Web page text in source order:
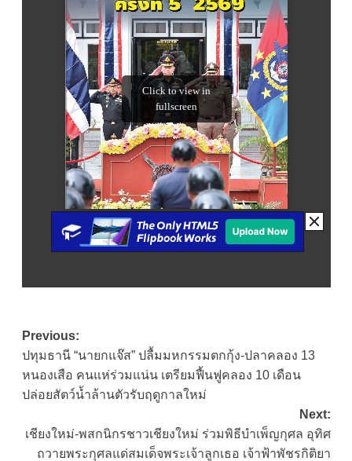
Post
navigation
Previous:
ปทุมธานี “นายกแจ๊ส” ปลื้มมหกรรมตกกุ้ง-ปลาคลอง 13
หนองเสือ คนแห่ร่วมแน่น เตรียมฟื้นฟูคลอง 10 เดือน
ปล่อยสัตว์น้ำล้านตัวรับฤดูกาลใหม่
Next:
เชียงใหม่-พสกนิกรชาวเชียงใหม่ ร่วมพิธีบำเพ็ญกุศล อุทิศ
ถวายพระกุศลแด่สมเด็จพระเจ้าลูกเธอ เจ้าฟ้าพัชรกิติยา